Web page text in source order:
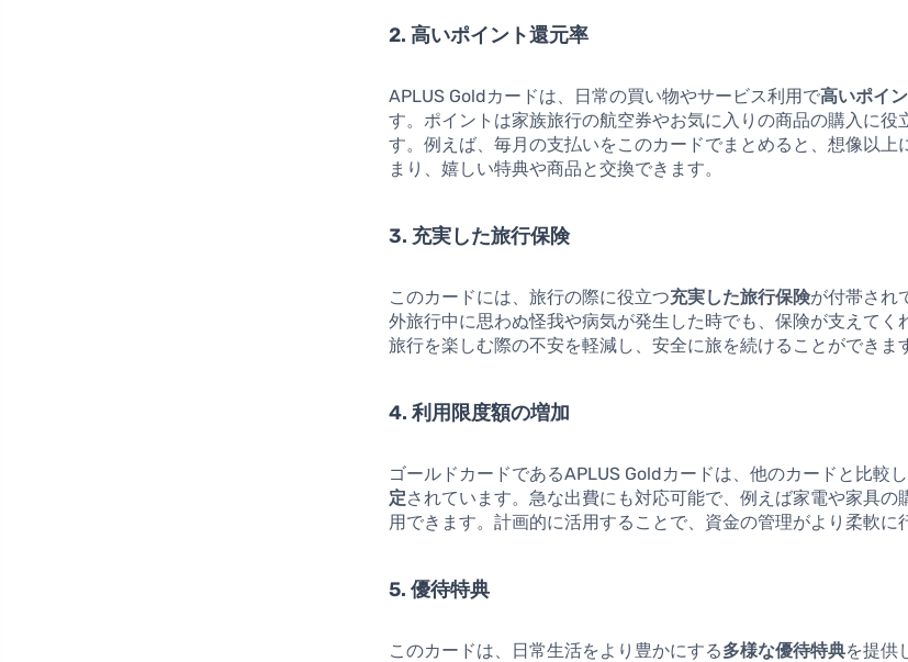
2. 高いポイント還元率
APLUS Goldカードは、日常の買い物やサービス利用で高いポイ
す。ポイントは家族旅行の航空券やお気に入りの商品の購入に役
す。例えば、毎月の支払いをこのカードでまとめると、想像以上
まり、嬉しい特典や商品と交換できます。
3. 充実した旅行保険
このカードには、旅行の際に役立つ充実した旅行保険が付帯され
外旅行中に思わぬ怪我や病気が発生した時でも、保険が支えてく
旅行を楽しむ際の不安を軽減し、安全に旅を続けることができま
4. 利用限度額の増加
ゴールドカードであるAPLUS Goldカードは、他のカードと比較
定されています。急な出費にも対応可能で、例えば家電や家具の
用できます。計画的に活用することで、資金の管理がより柔軟に
5. 優待特典
このカードは、日常生活をより豊かにする多様な優待特典を提供